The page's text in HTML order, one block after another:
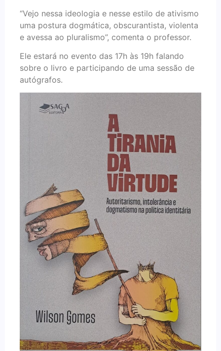
“Vejo nessa ideologia e nesse estilo de ativismo
uma postura dogmática, obscurantista, violenta
e avessa ao pluralismo”, comenta o professor.
Ele estará no evento das 17h às 19h falando
sobre o livro e participando de uma sessão de
autógrafos.